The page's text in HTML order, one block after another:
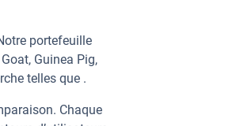
portefeuille
Guinea Pig,
telles que .
Chaque